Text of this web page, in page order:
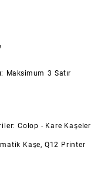
Maksimum 3 Satır
Colop - Kare Kaşeler
Kaşe, Q12 Printer